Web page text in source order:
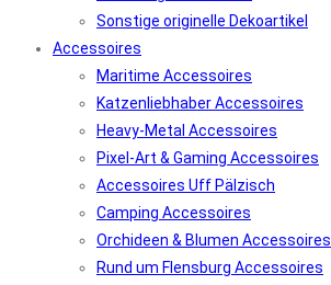
Sonstige originelle Dekoartikel
Accessoires
Maritime Accessoires
Katzenliebhaber Accessoires
Heavy-Metal Accessoires
Pixel-Art & Gaming Accessoires
Accessoires Uff Pälzisch
Camping Accessoires
Orchideen & Blumen Accessoires
Rund um Flensburg Accessoires